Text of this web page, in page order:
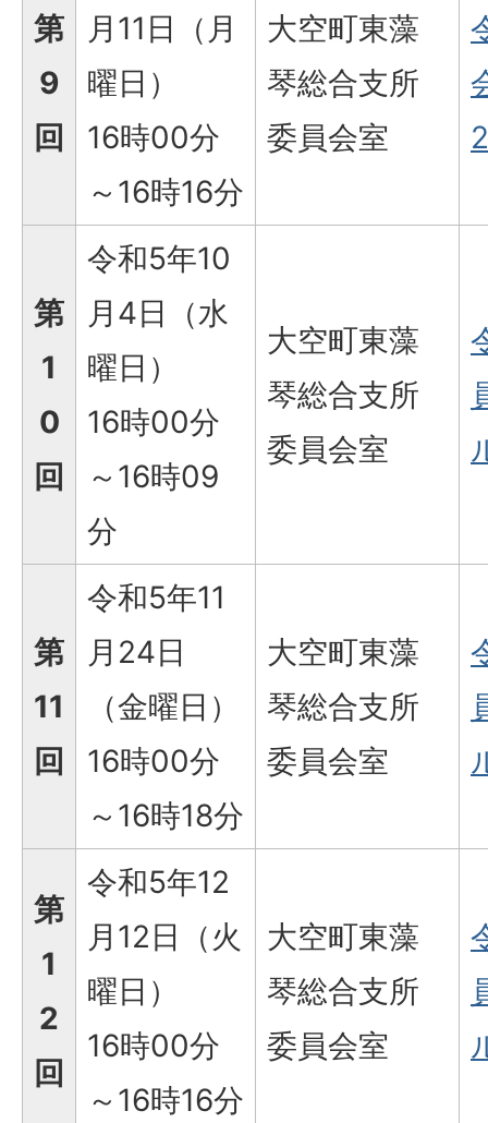
第
9
回
月11日（月
曜日）
16時00分
～16時16分
大空町東藻
琴総合支所
委員会室
第
1
0
回
令和5年10
月4日（水
曜日）
16時00分
～16時09
分
大空町東藻
琴総合支所
委員会室
第
11
回
令和5年11
月24日
（金曜日）
16時00分
～16時18分
大空町東藻
琴総合支所
委員会室
第
1
2
回
令和5年12
月12日（火
曜日）
16時00分
～16時16分
大空町東藻
琴総合支所
委員会室